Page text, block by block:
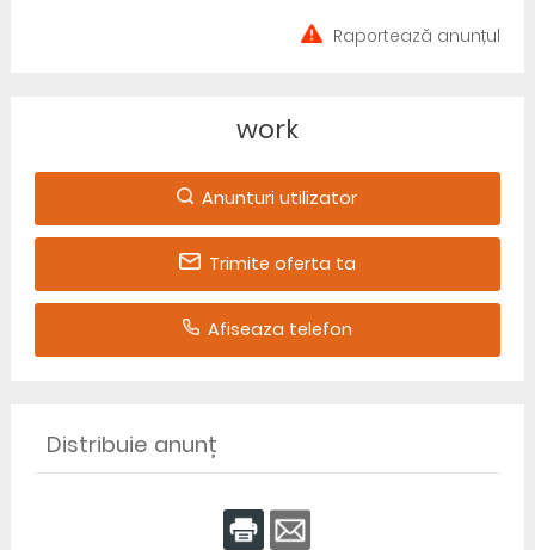
Raportează anunțul
work
Anunturi utilizator
Trimite oferta ta
Afiseaza telefon
Distribuie anunț